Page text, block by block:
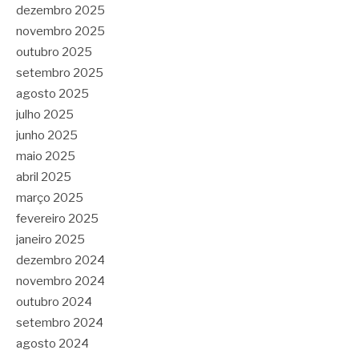
dezembro 2025
novembro 2025
outubro 2025
setembro 2025
agosto 2025
julho 2025
junho 2025
maio 2025
abril 2025
março 2025
fevereiro 2025
janeiro 2025
dezembro 2024
novembro 2024
outubro 2024
setembro 2024
agosto 2024